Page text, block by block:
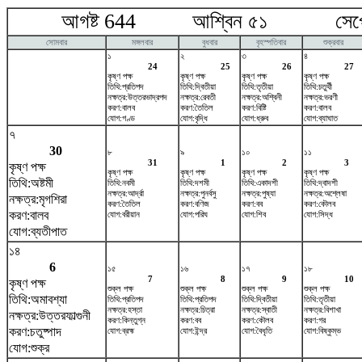
আগষ্ট 644 আশ্বিন ৫১
সোমবার মঙ্গলবার বুধবার বৃহস্পতিবার
শুক্রবার
১
24
কৃষ্ণ পক্ষ
তিথি:প্রতিপদ
নক্ষত্র:উত্তরভাদ্রপদ
করণ:বালব
যোগ:গণ্ড
২
25
কৃষ্ণ পক্ষ
তিথি:দ্বিতীয়া
নক্ষত্র:রেবতী
করণ:তৈতিল
যোগ:বৃদ্ধি
৩
26
কৃষ্ণ পক্ষ
তিথি:তৃতীয়া
নক্ষত্র:অশ্বিনী
করণ:বিষ্টি
যোগ:ধ্রুব
৪
27
কৃষ্ণ পক্ষ
তিথি:চতুর্থী
নক্ষত্র:ভরণী
করণ:বালব
যোগ:ব্যাঘাত
৭
30
কৃষ্ণ পক্ষ
তিথি:অষ্টমী
নক্ষত্র:মৃগশিরা
করণ:বালব
যোগ:ব্যতীপাত
৮
31
কৃষ্ণ পক্ষ
তিথি:নবমী
নক্ষত্র:আর্দ্রা
করণ:তৈতিল
যোগ:বরীয়ান
৯
1
কৃষ্ণ পক্ষ
তিথি:দশমী
নক্ষত্র:পুনর্বসু
করণ:বণিজ
যোগ:পরিঘ
১০
2
কৃষ্ণ পক্ষ
তিথি:একাদশী
নক্ষত্র:পুষ্যা
করণ:বব
যোগ:শিব
১১
3
কৃষ্ণ পক্ষ
তিথি:দ্বাদশী
নক্ষত্র:অশ্লেষা
করণ:কৌলব
যোগ:সিদ্ধ
১৪
6
কৃষ্ণ পক্ষ
তিথি:অমাবশ্যা
নক্ষত্র:উত্তরফাল্গুনী
করণ:চতুষ্পাদ
যোগ:শুক্র
১৫
7
শুক্ল পক্ষ
তিথি:প্রতিপদ
নক্ষত্র:হস্তা
করণ:কিন্তুগ্ন
যোগ:ব্রহ্ম
১৬
8
শুক্ল পক্ষ
তিথি:প্রতিপদ
নক্ষত্র:চিত্রা
করণ:বব
যোগ:ইন্দ্র
১৭
9
শুক্ল পক্ষ
তিথি:দ্বিতীয়া
নক্ষত্র:স্বাতী
করণ:কৌলব
যোগ:বৈধৃতি
১৮
10
শুক্ল পক্ষ
তিথি:তৃতীয়া
নক্ষত্র:বিশাখা
করণ:গর
যোগ:বিষ্কুম্ভ